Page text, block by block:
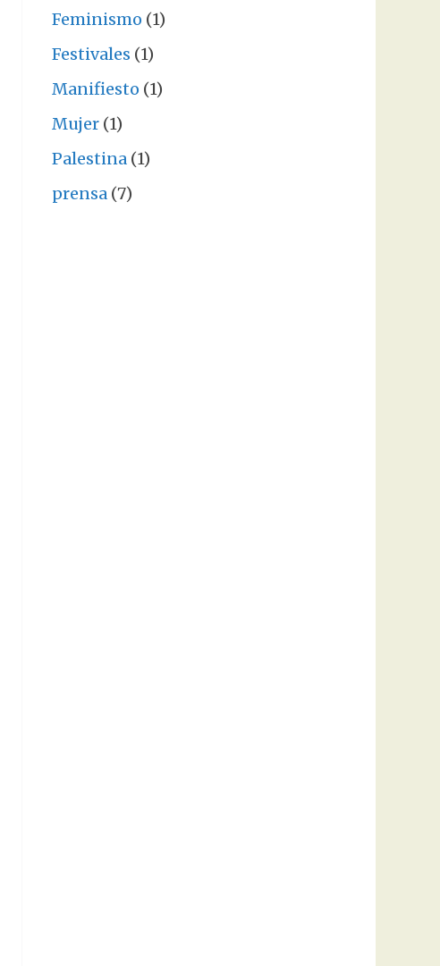
Feminismo (1)
Festivales (1)
Manifiesto (1)
Mujer (1)
Palestina (1)
prensa (7)